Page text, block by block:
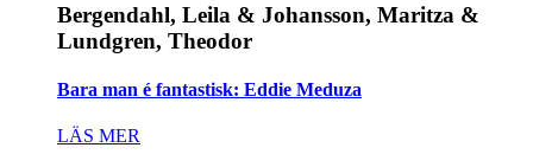
Bergendahl, Leila & Johansson, Maritza &
Lundgren, Theodor
Bara man é fantastisk: Eddie Meduza
LÄS MER